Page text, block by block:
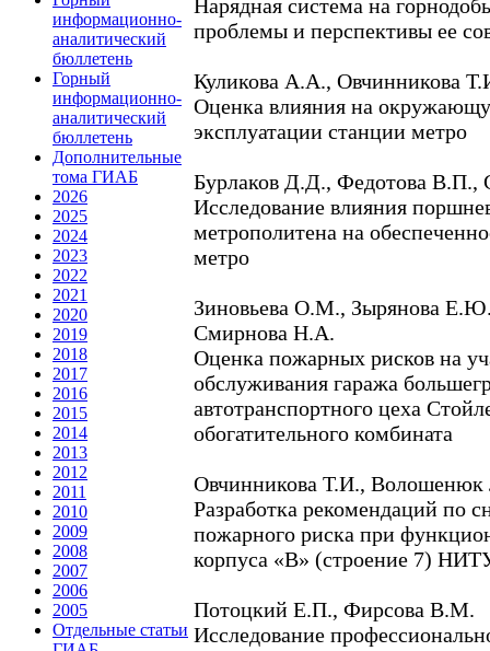
информационно-
аналитический
бюллетень
Горный
информационно-
аналитический
бюллетень
Дополнительные
тома ГИАБ
2026
2025
2024
2023
2022
2021
2020
2019
2018
2017
2016
2015
2014
2013
2012
2011
2010
2009
2008
2007
2006
2005
Отдельные статьи
Нарядная система на
проблемы и перспективы ее
Куликова А.А., Овчинникова
Оценка влияния на
эксплуатации станции метро
Бурлаков Д.Д., Федотова В.П.,
Исследование влияния
метрополитена на
метро
Зиновьева О.М., Зырянова
Смирнова Н.А.
Оценка пожарных рисков на
обслуживания гаража
автотранспортного цеха
обогатительного комбината
Овчинникова Т.И.,
Разработка рекомендаций по
пожарного риска при
корпуса «В» (строение 7)
Потоцкий Е.П., Фирсова В.М.
Исследование